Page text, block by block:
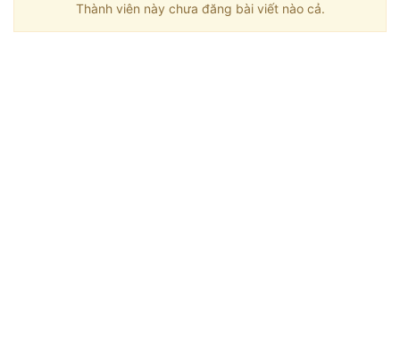
Thành viên này chưa đăng bài viết nào cả.